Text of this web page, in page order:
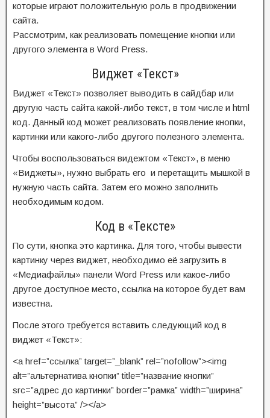
которые играют положительную роль в продвижении
сайта.
Рассмотрим, как реализовать помещение кнопки или
другого элемента в Word Press.
Виджет «Текст»
Виджет «Текст» позволяет выводить в сайдбар или
другую часть сайта какой-либо текст, в том числе и html
код. Данный код может реализовать появление кнопки,
картинки или какого-либо другого полезного элемента.
Чтобы воспользоваться видежтом «Текст», в меню
«Виджеты», нужно выбрать его и перетащить мышкой в
нужную часть сайта. Затем его можно заполнить
необходимым кодом.
Код в «Тексте»
По сути, кнопка это картинка. Для того, чтобы вывести
картинку через виджет, необходимо её загрузить в
«Медиафайлы» панели Word Press или какое-либо
другое доступное место, ссылка на которое будет вам
известна.
После этого требуется вставить следующий код в
виджет «Текст»:
<a href=”ссылка” target=”_blank” rel=”nofollow”><img
alt=”альтернатива кнопки” title=”название кнопки”
src=”адрес до картинки” border=”рамка” width=”ширина”
height=”высота” /></a>